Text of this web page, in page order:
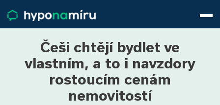
Životní pojištění
Pojištění nemovitosti
Články
Češi chtějí bydlet ve
vlastním, a to i navzdory
rostoucím cenám
nemovitostí